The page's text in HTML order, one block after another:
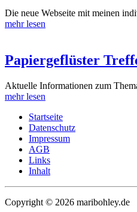
Die neue Webseite mit meinen
mehr lesen
Papiergeflüster
Aktuelle Informationen zum
mehr lesen
Startseite
Datenschutz
Impressum
AGB
Links
Inhalt
Copyright © 2026 maribohley.de